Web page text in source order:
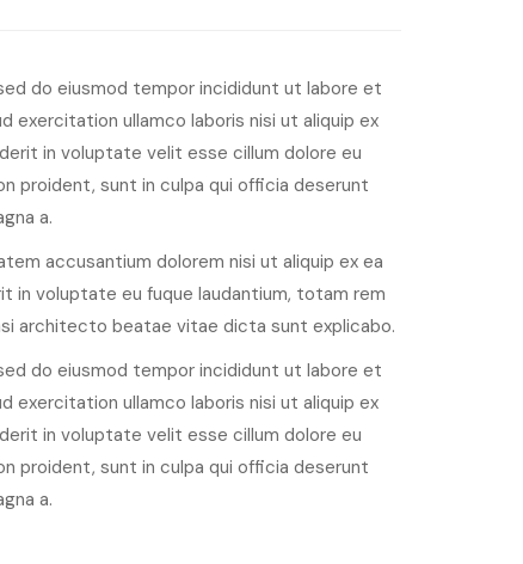
do eiusmod tempor incididunt ut labore et
exercitation ullamco laboris nisi ut aliquip ex
in voluptate velit esse cillum dolore eu
proident, sunt in culpa qui officia deserunt
a.
accusantium dolorem nisi ut aliquip ex ea
in voluptate eu fuque laudantium, totam rem
architecto beatae vitae dicta sunt explicabo.
do eiusmod tempor incididunt ut labore et
exercitation ullamco laboris nisi ut aliquip ex
in voluptate velit esse cillum dolore eu
proident, sunt in culpa qui officia deserunt
a.